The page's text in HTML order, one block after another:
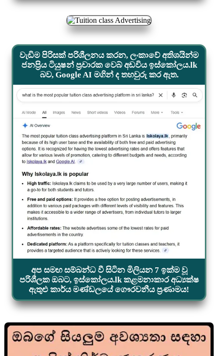
වැඩිම පිරිසක් පරිශීලනය කරන, ලංකාවේ අතිශයින්ම
ජනප්‍රිය ටියුෂන් ප්‍රචාරක වෙබ් අඩවිය ඉස්කෝලය.lk
බව, Google AI මගින් ද තහවුරු කර ඇත.
අප සමඟ සම්බන්ධ වී සිටින මිලියන 7 ඉක්ම වූ
පරිශීලක ඔබට, ඉස්කෝලය.lk කළමනාකාර අධ්‍යක්ෂ
ඇතුළු කාර්ය මණ්ඩලයේ ගෞරවනීය ප්‍රණාමය!